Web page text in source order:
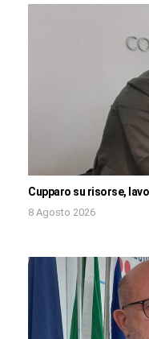
Cupparo su risorse,
8 Agosto 2026